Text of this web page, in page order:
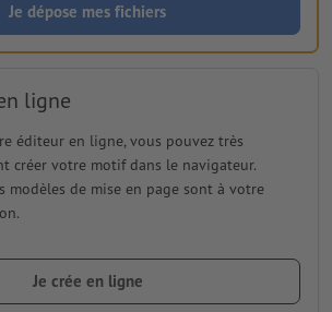
Je dépose mes fichiers
ligne
éditeur en ligne, vous pouvez très
créer votre motif dans le navigateur.
modèles de mise en page sont à votre
Je crée en ligne